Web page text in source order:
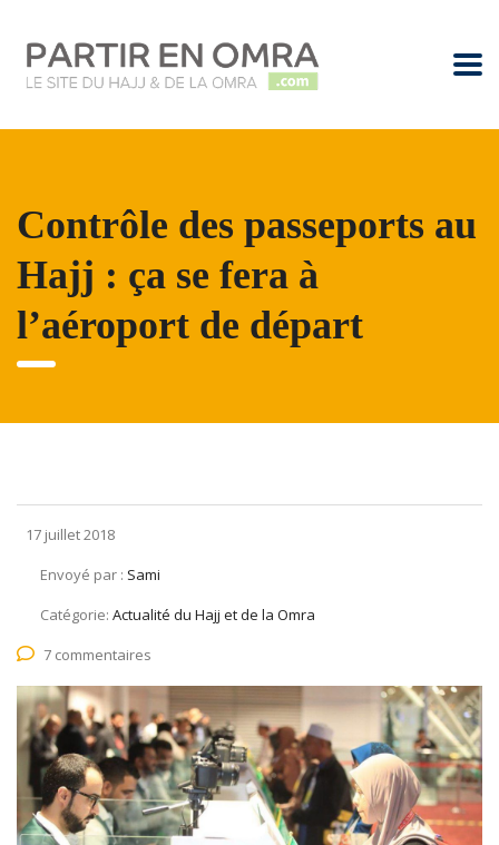
Contrôle des passeports au
Hajj : ça se fera à
l’aéroport de départ
17 juillet 2018
Envoyé par : Sami
Catégorie: Actualité du Hajj et de la Omra
7 commentaires